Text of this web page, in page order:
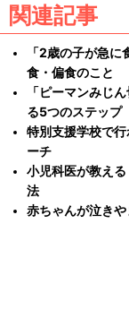
関連記事
「2歳の子が急
食・偏食のこと
「ピーマンみじ
る5つのステップ
特別支援学校で
ーチ
小児科医が教え
法
赤ちゃんが泣き